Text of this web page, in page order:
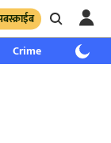
Crime साप्ताहिक